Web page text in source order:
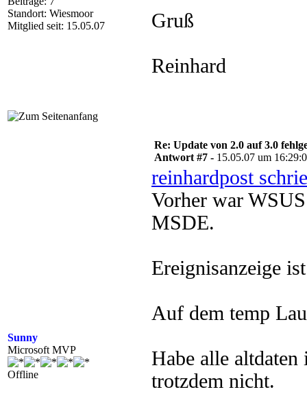
Standort: Wiesmoor
Mitglied seit: 15.05.07
Gruß
Reinhard
Sunny
Microsoft MVP
Offline
Re: Update von 2.0 auf 3.0
Antwort #7 - 15.05.07 um
reinhardpost
Vorher war
MSDE.
Ereignisanzeige
Auf dem temp
Habe alle
trotzdem nicht.